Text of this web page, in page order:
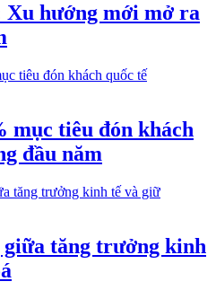
hướng mới mở ra
mục tiêu đón khách
đầu năm
tăng trưởng kinh